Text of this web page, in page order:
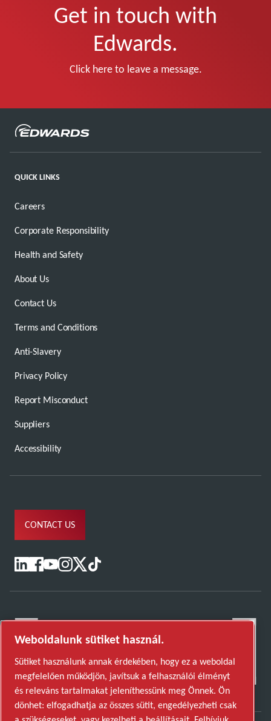
Get in touch with
Edwards.
Click here to leave a message.
QUICK LINKS
Careers
Corporate Responsibility
Health and Safety
About Us
Contact Us
Terms and Conditions
Anti-Slavery
Privacy Policy
Report Misconduct
Suppliers
Accessibility
CONTACT US
Weboldalunk sütiket használ.
Sütiket használunk annak érdekében, hogy ez a weboldal
megfelelően működjön, javítsuk a felhasználói élményt
és releváns tartalmakat jeleníthessünk meg Önnek. Ön
dönhet: elfogadhatja az összes sütit, engedélyezheti csak